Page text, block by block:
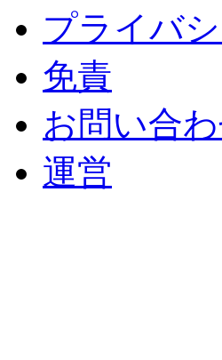
プライバ
免責
お問い合
運営